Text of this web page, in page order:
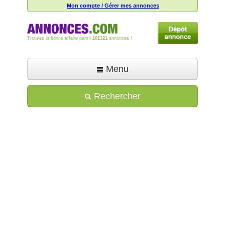
Mon compte / Gérer mes annonces
Trouvez la bonne affaire parmi 101321 annonces !
Menu
Déposer une annonce
Rechercher